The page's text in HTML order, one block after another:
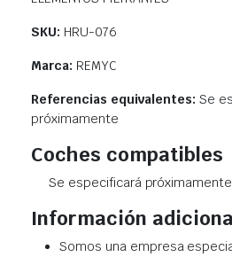
SKU: HRU-076
Marca: REMYC
Referencias equivalentes:Se
próximamente
Coches compatibles
Se especificará próximamente
Información
Somos una empresa